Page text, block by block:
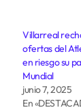
Villarreal
ofertas del
en riesgo su
Mundial
junio 7, 2025
En